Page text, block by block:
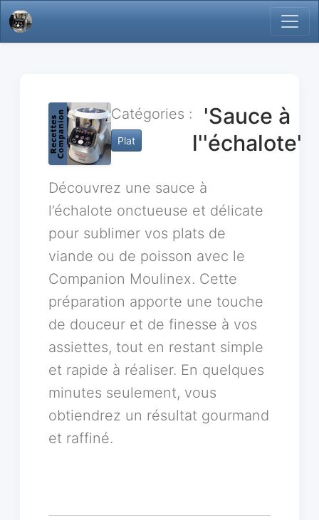
Catégories :
Plat
'Sauce à
l''échalote'
Découvrez une sauce à
l’échalote onctueuse et délicate
pour sublimer vos plats de
viande ou de poisson avec le
Companion Moulinex. Cette
préparation apporte une touche
de douceur et de finesse à vos
assiettes, tout en restant simple
et rapide à réaliser. En quelques
minutes seulement, vous
obtiendrez un résultat gourmand
et raffiné.